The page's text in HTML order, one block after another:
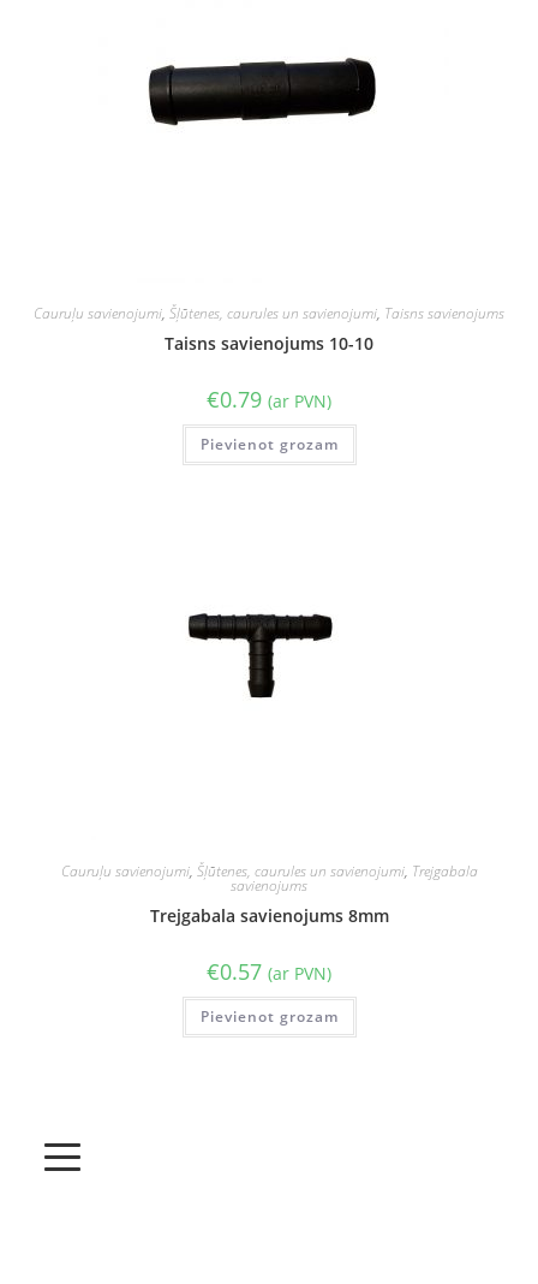
Cauruļu savienojumi, Šļūtenes, caurules un savienojumi, Taisns savienojums
Taisns savienojums 10-10
€0.79 (ar PVN)
Pievienot grozam
Cauruļu savienojumi, Šļūtenes, caurules un savienojumi, Trejgabala
savienojums
Trejgabala savienojums 8mm
€0.57 (ar PVN)
Pievienot grozam